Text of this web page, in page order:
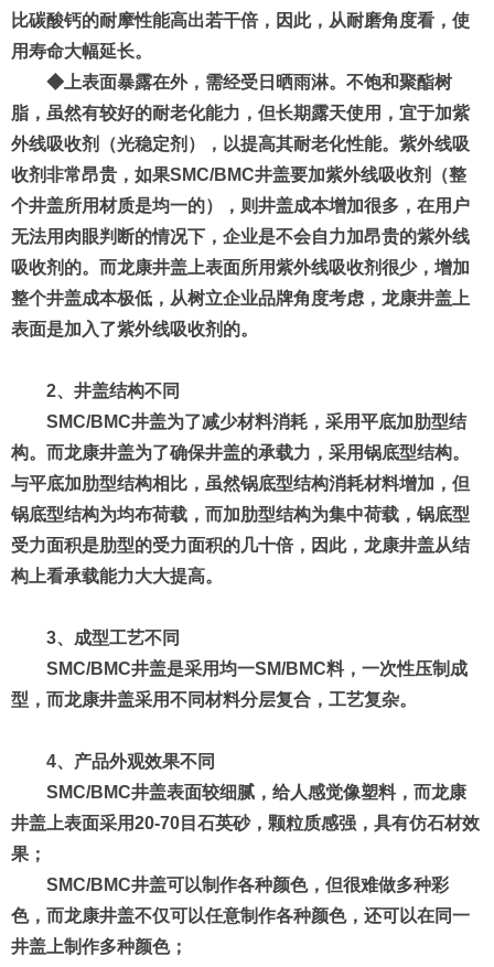
比碳酸钙的耐摩性能高出若干倍，因此，从耐磨角度看，使
用寿命大幅延长。
◆上表面暴露在外，需经受日晒雨淋。不饱和聚酯树
脂，虽然有较好的耐老化能力，但长期露天使用，宜于加紫
外线吸收剂（光稳定剂），以提高其耐老化性能。紫外线吸
收剂非常昂贵，如果SMC/BMC井盖要加紫外线吸收剂（整
个井盖所用材质是均一的），则井盖成本增加很多，在用户
无法用肉眼判断的情况下，企业是不会自力加昂贵的紫外线
吸收剂的。而龙康井盖上表面所用紫外线吸收剂很少，增加
整个井盖成本极低，从树立企业品牌角度考虑，龙康井盖上
表面是加入了紫外线吸收剂的。
2、井盖结构不同
SMC/BMC井盖为了减少材料消耗，采用平底加肋型结
构。而龙康井盖为了确保井盖的承载力，采用锅底型结构。
与平底加肋型结构相比，虽然锅底型结构消耗材料增加，但
锅底型结构为均布荷载，而加肋型结构为集中荷载，锅底型
受力面积是肋型的受力面积的几十倍，因此，龙康井盖从结
构上看承载能力大大提高。
3、成型工艺不同
SMC/BMC井盖是采用均一SM/BMC料，一次性压制成
型，而龙康井盖采用不同材料分层复合，工艺复杂。
4、产品外观效果不同
SMC/BMC井盖表面较细腻，给人感觉像塑料，而龙康
井盖上表面采用20-70目石英砂，颗粒质感强，具有仿石材效
果；
SMC/BMC井盖可以制作各种颜色，但很难做多种彩
色，而龙康井盖不仅可以任意制作各种颜色，还可以在同一
井盖上制作多种颜色；